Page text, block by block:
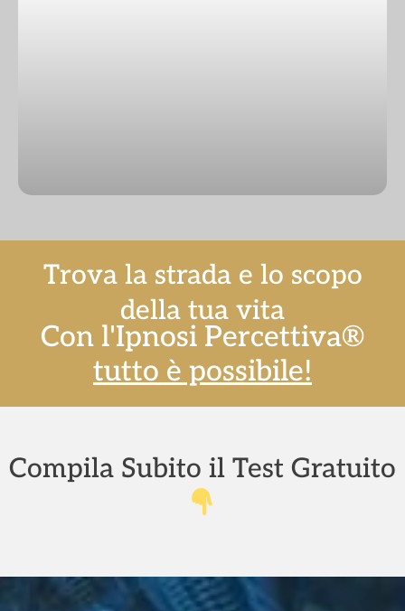
Trova la strada e lo scopo
della tua vita
Con l'Ipnosi Percettiva®
tutto è possibile!
Compila Subito il Test Gratuito